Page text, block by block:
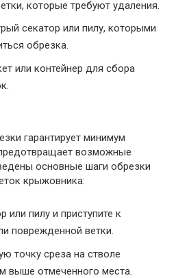
которые требуют удаления.
секатор или пилу, которыми
обрезка.
или контейнер для сбора
гарантирует минимум
возможные
основные шаги обрезки
крыжовника:
или пилу и приступите к
поврежденной ветки.
точку среза на стволе
выше отмеченного места.